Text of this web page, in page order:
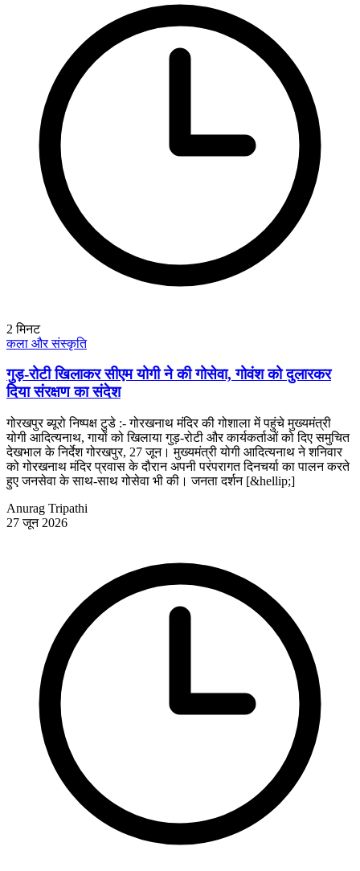
2 मिनट
कला और संस्कृति
गुड़-रोटी खिलाकर सीएम योगी ने की गोसेवा, गोवंश को दुलारकर
दिया संरक्षण का संदेश
गोरखपुर ब्यूरो निष्पक्ष टुडे :- गोरखनाथ मंदिर की गोशाला में पहुंचे मुख्यमंत्री
योगी आदित्यनाथ, गायों को खिलाया गुड़-रोटी और कार्यकर्ताओं को दिए समुचित
देखभाल के निर्देश गोरखपुर, 27 जून। मुख्यमंत्री योगी आदित्यनाथ ने शनिवार
को गोरखनाथ मंदिर प्रवास के दौरान अपनी परंपरागत दिनचर्या का पालन करते
हुए जनसेवा के साथ-साथ गोसेवा भी की। जनता दर्शन [&hellip;]
Anurag Tripathi
27 जून 2026